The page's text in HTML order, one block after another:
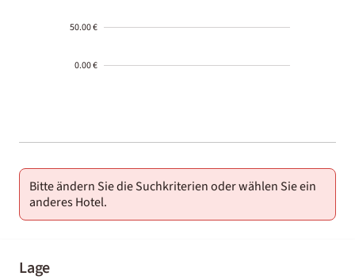
50.00 €
0.00 €
01-02
Bitte ändern Sie die Suchkriterien oder wählen Sie ein
anderes Hotel.
Lage